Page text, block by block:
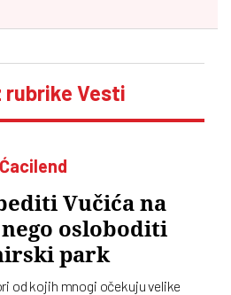
rubrike Vesti
Ćacilend
Vučića na
osloboditi
park
od kojih mnogi očekuju velike